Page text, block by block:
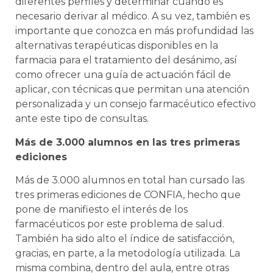
necesario derivar al médico. A su vez, también es
importante que conozca en más profundidad las
alternativas terapéuticas disponibles en la
farmacia para el tratamiento del desánimo, así
como ofrecer una guía de actuación fácil de
aplicar, con técnicas que permitan una atención
personalizada y un consejo farmacéutico efectivo
ante este tipo de consultas.
Más de 3.000 alumnos en las tres primeras
ediciones
Más de 3.000 alumnos en total han cursado las
tres primeras ediciones de CONFIA, hecho que
pone de manifiesto el interés de los
farmacéuticos por este problema de salud.
También ha sido alto el índice de satisfacción,
gracias, en parte, a la metodología utilizada. La
misma combina, dentro del aula, entre otras